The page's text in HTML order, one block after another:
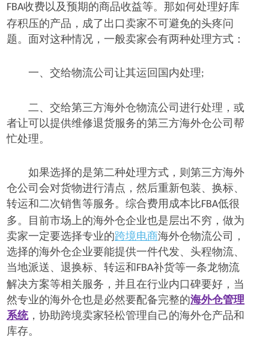
FBA收费 以及预期的商品收益等。那如何处理好库
存积压的产品 ， 成了出口卖家不可避免的头疼问
题。面对这种情况，一般卖家会有两种处理方式：
一、交给物流公司让其运回国内处理;
二、交给第三方海外仓物流公司进行处理，或
者让可以提供维修退货服务的第三方海外仓公司帮
忙处理。
如果选择的是第二种处理方式，则第三方海外
仓公司会对货物进行清点，然后重新包装、换标、
转运和二次销售等服务。综合费用成本比FBA低很
多。目前市场上的海外仓企业也是层出不穷，做为
卖家一定要选择专业的跨境电商海外仓物流公司，
选择的海外仓企业要能提供一件代发、头程物流、
当地派送、退换标、转运和FBA补货等一条龙物流
解决方案等相关服务，并且在行业内口碑要好 ， 当
然专业的海外仓也是必然要配备完整的海外仓管理
系统，协助跨境卖家轻松管理自己的海外仓产品和
库存。